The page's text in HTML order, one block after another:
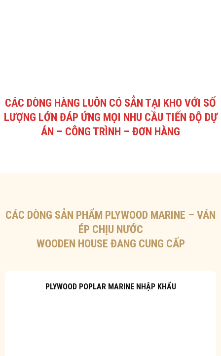
CÁC DÒNG HÀNG LUÔN CÓ SẲN TẠI KHO VỚI SỐ
LƯỢNG LỚN ĐÁP ỨNG MỌI NHU CẦU TIẾN ĐỘ DỰ
ÁN – CÔNG TRÌNH – ĐƠN HÀNG
CÁC DÒNG SẢN PHẨM PLYWOOD MARINE – VÁN
ÉP CHỊU NƯỚC
WOODEN HOUSE ĐANG CUNG CẤP
PLYWOOD POPLAR MARINE NHẬP KHẨU